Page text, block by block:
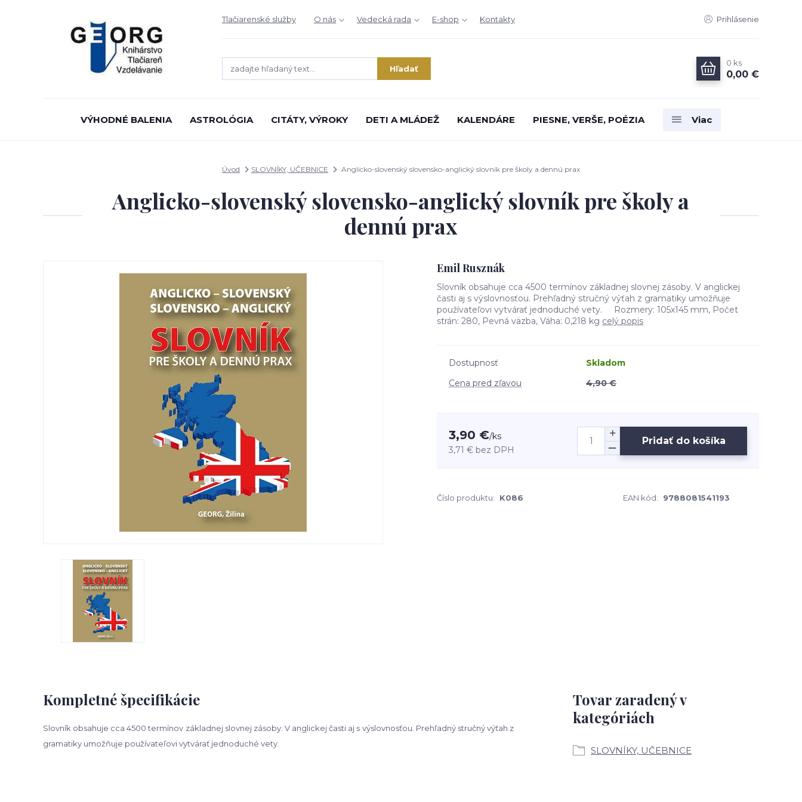
Tlačiarenské služby O nás Vedecká rada E-shop Kontakty Prihlásenie
Hľadať
0 ks
0,00 €
VÝHODNÉ BALENIA ASTROLÓGIA CITÁTY, VÝROKY DETI A MLÁDEŽ KALENDÁRE PIESNE, VERŠE, POÉZIA Viac
Úvod SLOVNÍKY, UČEBNICE Anglicko-slovenský slovensko-anglický slovník pre školy a dennú prax
Anglicko-slovenský slovensko-anglický slovník pre školy a
dennú prax
Emil Rusznák
Slovník obsahuje cca 4500 termínov základnej slovnej zásoby. V anglickej
časti aj s výslovnosťou. Prehľadný stručný výťah z gramatiky umožňuje
používateľovi vytvárať jednoduché vety. Rozmery: 105x145 mm, Počet
strán: 280, Pevná väzba, Váha: 0,218 kg celý popis
Dostupnosť
Skladom
Cena pred zľavou
4,90 €
3,90 €/ks
3,71 € bez DPH
Pridať do košíka
Číslo produktu: K086 EAN kód: 9788081541193
Kompletné špecifikácie
Slovník obsahuje cca 4500 termínov základnej slovnej zásoby. V anglickej časti aj s výslovnosťou. Prehľadný stručný výťah z
gramatiky umožňuje používateľovi vytvárať jednoduché vety.
Tovar zaradený v
kategóriách
SLOVNÍKY, UČEBNICE